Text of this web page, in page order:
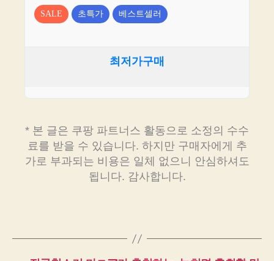
SALE 초특가 베스트셀러
최저가구매
* 본 글은 쿠팡 파트너스 활동으로 소정의 수수
료를 받을 수 있습니다. 하지만 구매자에게 추
가로 부과되는 비용은 일체 없으니 안심하셔도
됩니다. 감사합니다.